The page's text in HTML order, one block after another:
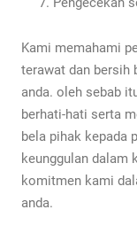
Kami memahami
terawat dan bersih
anda. oleh sebab
berhati-hati serta
bela pihak kepada
keunggulan dalam
komitmen kami
anda.